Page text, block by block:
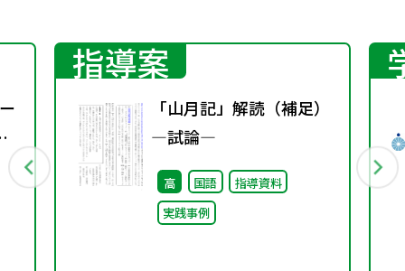
指導案
「山月記」解読（補足）
―試論―
高 国語
指導資料
実践事例